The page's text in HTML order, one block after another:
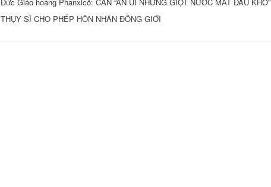
THỤY SĨ CHO PHÉP HÔN NHÂN ĐỒNG GIỚI